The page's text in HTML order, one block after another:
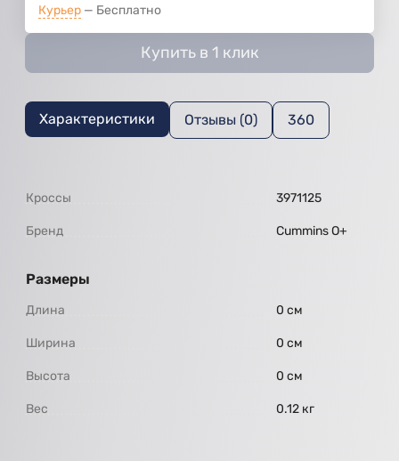
Курьер Бесплатно
Купить в 1 клик
Характеристики Отзывы (0) 360
Кроссы 3971125
Бренд Cummins O+
Размеры
Длина 0 см
Ширина 0 см
Высота 0 см
Вес 0.12 кг